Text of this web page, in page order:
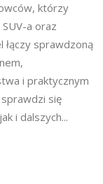
którzy
a oraz
sprawdzoną
i praktycznym
się
i dalszych...